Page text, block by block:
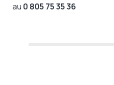
au 0 805 75 35 36